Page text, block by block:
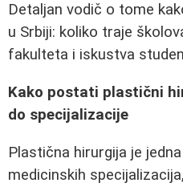
Detaljan vodič o tome
u Srbiji: koliko traje
fakulteta i iskustva
Kako postati plastični
do specijalizacije
Plastična hirurgija je
medicinskih